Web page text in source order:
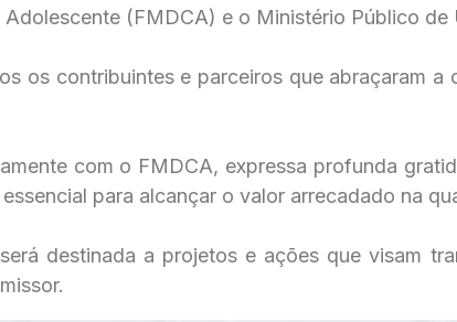
Adolescente (FMDCA) e o Ministério Público
os contribuintes e parceiros que abraçaram
com o FMDCA, expressa profunda
para alcançar o valor arrecadado na
destinada a projetos e ações que visam